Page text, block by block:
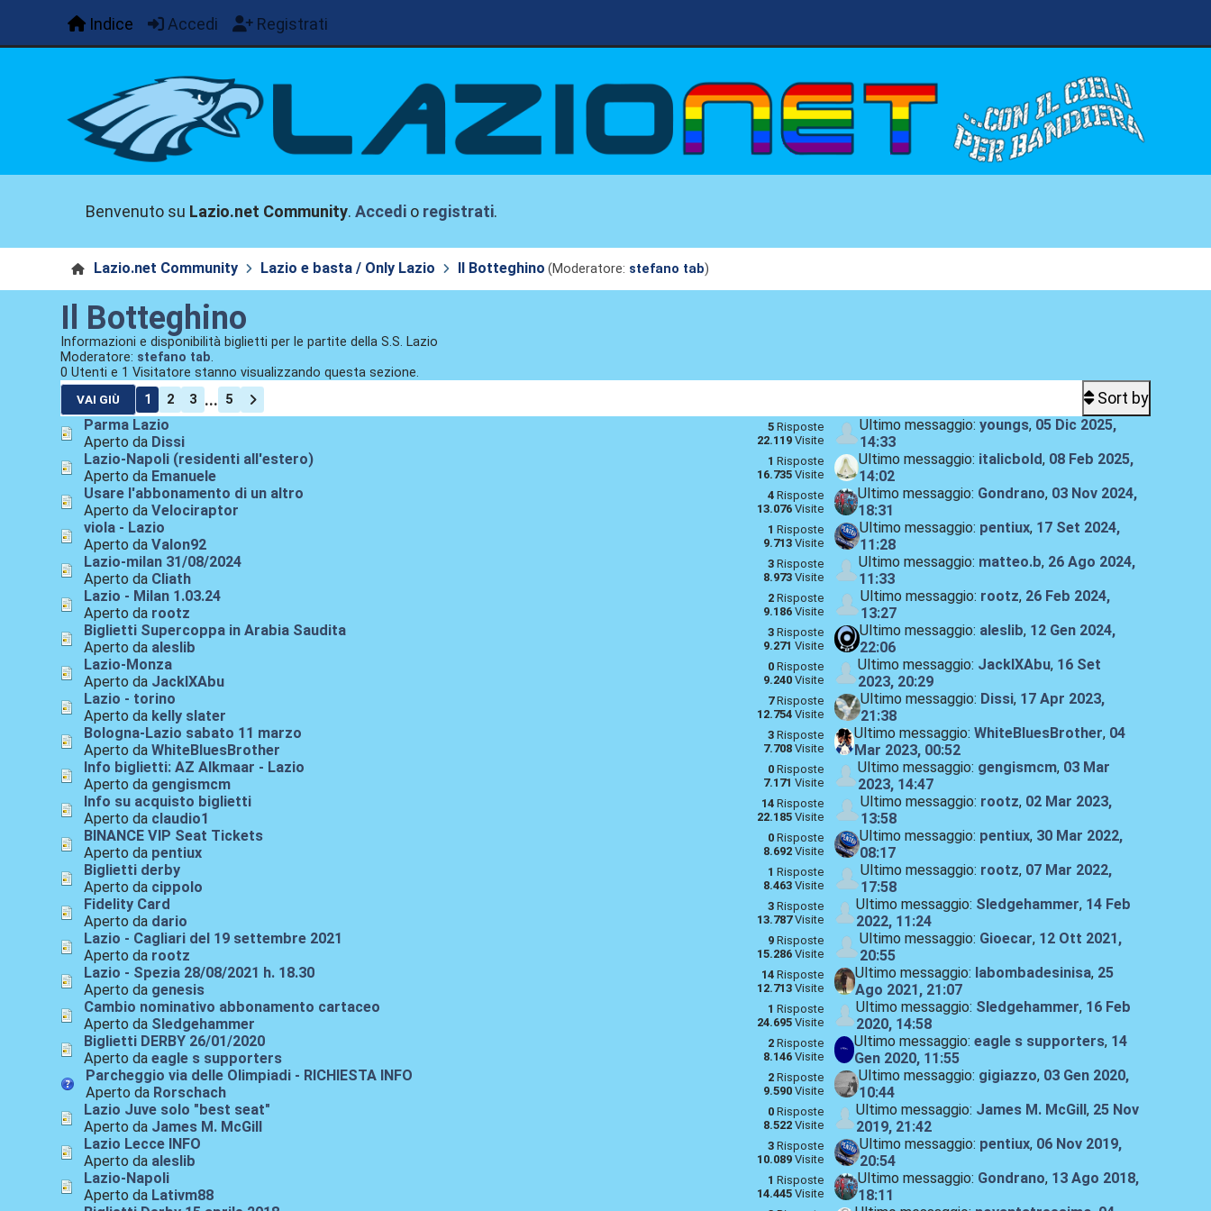
Indice Accedi Registrati
Benvenuto su Lazio.net Community.Accedi o registrati.
Lazio.net Community Lazio e basta / Only Lazio Il Botteghino (Moderatore: stefano tab)
Il Botteghino
Informazioni e disponibilità biglietti per le partite della S.S. Lazio
Moderatore: stefano tab.
0 Utenti e 1 Visitatore stanno visualizzando questa sezione.
VAI GIÙ 1 2 3 ... 5 Sort by
Parma Lazio
Aperto da Dissi
5Risposte
22.119Visite
Ultimo messaggio:youngs, 05 Dic 2025,
14:33
Lazio-Napoli (residenti all'estero)
Aperto da Emanuele
1 Risposte
16.735Visite
Ultimo messaggio: italicbold, 08 Feb 2025,
14:02
Usare l'abbonamento di un altro
Aperto daVelociraptor
4Risposte
13.076Visite
Ultimo messaggio: Gondrano, 03 Nov 2024,
18:31
viola - Lazio
Aperto daValon92
1 Risposte
9.713Visite
Ultimo messaggio: pentiux, 17 Set 2024,
11:28
Lazio-milan 31/08/2024
Aperto da Cliath
3Risposte
8.973Visite
Ultimo messaggio: matteo.b, 26 Ago 2024,
11:33
Lazio - Milan 1.03.24
Aperto da rootz
2Risposte
9.186Visite
Ultimo messaggio: rootz, 26 Feb 2024,
13:27
Biglietti Supercoppa in Arabia Saudita
Aperto da aleslib
3Risposte
9.271 Visite
Ultimo messaggio: aleslib, 12 Gen 2024,
22:06
Lazio-Monza
Aperto da JackIXAbu
0Risposte
9.240Visite
Ultimo messaggio: JackIXAbu, 16 Set
2023, 20:29
Lazio - torino
Aperto da kelly slater
7Risposte
12.754Visite
Ultimo messaggio: Dissi, 17 Apr 2023,
21:38
Bologna-Lazio sabato 11 marzo
Aperto daWhiteBluesBrother
3Risposte
7.708Visite
Ultimo messaggio:WhiteBluesBrother, 04
Mar 2023, 00:52
Info biglietti: AZ Alkmaar - Lazio
Aperto da gengismcm
0Risposte
7.171 Visite
Ultimo messaggio: gengismcm, 03 Mar
2023, 14:47
Info su acquisto biglietti
Aperto da claudio1
14Risposte
22.185Visite
Ultimo messaggio: rootz, 02 Mar 2023,
13:58
BINANCE VIP Seat Tickets
Aperto da pentiux
0Risposte
8.692Visite
Ultimo messaggio: pentiux, 30 Mar 2022,
08:17
Biglietti derby
Aperto da cippolo
1 Risposte
8.463Visite
Ultimo messaggio: rootz, 07 Mar 2022,
17:58
Fidelity Card
Aperto da dario
3Risposte
13.787Visite
Ultimo messaggio: Sledgehammer, 14 Feb
2022, 11:24
Lazio - Cagliari del 19 settembre 2021
Aperto da rootz
9Risposte
15.286Visite
Ultimo messaggio: Gioecar, 12 Ott 2021,
20:55
Lazio - Spezia 28/08/2021 h. 18.30
Aperto da genesis
14Risposte
12.713Visite
Ultimo messaggio: labombadesinisa, 25
Ago 2021, 21:07
Cambio nominativo abbonamento cartaceo
Aperto da Sledgehammer
1 Risposte
24.695Visite
Ultimo messaggio: Sledgehammer, 16 Feb
2020, 14:58
Biglietti DERBY 26/01/2020
Aperto daeagle s supporters
2Risposte
8.146Visite
Ultimo messaggio:eagle s supporters, 14
Gen 2020, 11:55
Parcheggio via delle Olimpiadi - RICHIESTA INFO
Aperto da Rorschach
2Risposte
9.590Visite
Ultimo messaggio: gigiazzo, 03 Gen 2020,
10:44
Lazio Juve solo "best seat"
Aperto da James M. McGill
0Risposte
8.522Visite
Ultimo messaggio: James M. McGill, 25 Nov
2019, 21:42
Lazio Lecce INFO
Aperto da aleslib
3Risposte
10.089Visite
Ultimo messaggio: pentiux, 06 Nov 2019,
20:54
Lazio-Napoli
Aperto da Lativm88
1 Risposte
14.445Visite
Ultimo messaggio: Gondrano, 13 Ago 2018,
18:11